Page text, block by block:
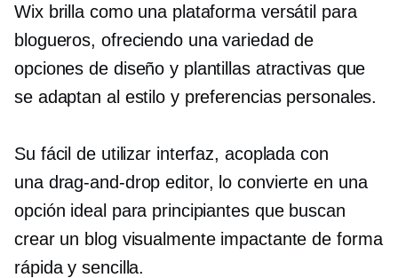
Wix brilla como una plataforma versátil para
blogueros, ofreciendo una variedad de
opciones de diseño y plantillas atractivas que
se adaptan al estilo y preferencias personales.
Su fácil de utilizar interfaz, acoplada con
una drag-and-drop editor, lo convierte en una
opción ideal para principiantes que buscan
crear un blog visualmente impactante de forma
rápida y sencilla.